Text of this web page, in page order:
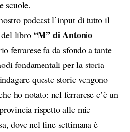
scuole.
podcast l’input di tutto il
del libro “M” di Antonio
ferrarese fa da sfondo a tante
fondamentali per la storia
queste storie vengono
ho notato: nel ferrarese c’è un
rispetto alle mie
dove nel fine settimana è